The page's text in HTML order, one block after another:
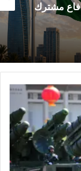
على عدة
إلى توتر
برسوم
دونالد
الآن.
دفاع مشترك